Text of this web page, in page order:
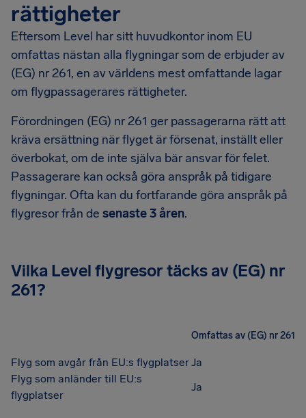
rättigheter
Eftersom Level har sitt huvudkontor inom EU
omfattas nästan alla flygningar som de erbjuder av
(EG) nr 261, en av världens mest omfattande lagar
om flygpassagerares rättigheter.
Förordningen (EG) nr 261 ger passagerarna rätt att
kräva ersättning när flyget är försenat, inställt eller
överbokat, om de inte själva bär ansvar för felet.
Passagerare kan också göra anspråk på tidigare
flygningar. Ofta kan du fortfarande göra anspråk på
flygresor från de senaste 3 åren.
Vilka Level flygresor täcks av (EG) nr
261?
Omfattas av (EG) nr 261
Flyg som avgår från EU:s flygplatserJa
Flyg som anländer till EU:s
flygplatser
Ja